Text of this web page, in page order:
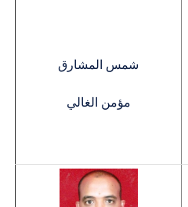
شمس المشارق
مؤمن الغالي